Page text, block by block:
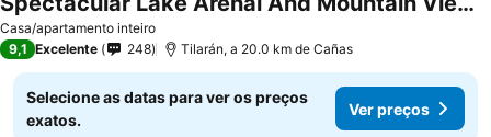
Casa/apartamento inteiro
9,1 Excelente 248 Tilarán, a 20.0 km de Cañas
Selecione as datas para ver os preços
exatos.
Ver preços